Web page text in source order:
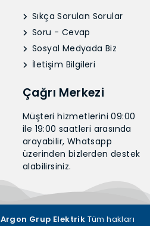
Sıkça Sorulan Sorular
Soru - Cevap
Sosyal Medyada Biz
İletişim Bilgileri
Çağrı Merkezi
Müşteri hizmetlerini 09:00
ile 19:00 saatleri arasında
arayabilir, Whatsapp
üzerinden bizlerden destek
alabilirsiniz.
Argon Grup Elektrik Tüm hakları